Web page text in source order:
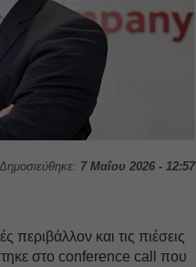
Δημοσιεύθηκε: 7 Μαΐου 2026 - 12:57
περιβάλλον και τις πιέσεις
στο conference call που